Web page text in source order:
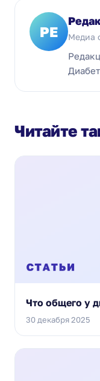
РЕ Медиа
Читайте
Что общего у
30 декабря 2025